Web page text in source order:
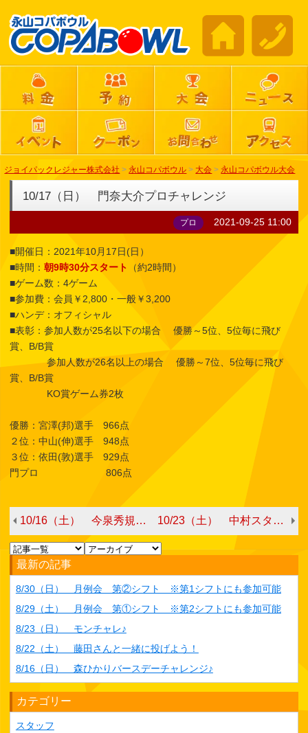
ジョイパックレジャー株式会社 > 永山コパボウル > 大会 > 永山コパボウル大会
10/17（日） 門奈大介プロチャレンジ
プロ 2021-09-25 11:00
■開催日：2021年10月17日(日）
■時間： 朝9時30分スタート
（約2時間）
■ゲーム数：4ゲーム
■参加費：会員￥2,800・一般￥3,200
■ハンデ：オフィシャル
■表彰：参加人数が25名以下の場合 優勝～5位、5位毎に飛び
賞、B/B賞
参加人数が26名以上の場合 優勝～7位、5位毎に飛び
賞、B/B賞
KO賞ゲーム券2枚
優勝：宮澤(邦)選手 966点
２位：中山(伸)選手 948点
３位：依田(敦)選手 929点
門プロ 806点
10/16（土） 今泉秀規プロチャレンジ 10/23（土） 中村スタッフチャレンジ
最新の記事
8/30（日） 月例会 第②シフト ※第1シフトにも参加可能
8/29（土） 月例会 第①シフト ※第2シフトにも参加可能
8/23（日） モンチャレ♪
8/22（土） 藤田さんと一緒に投げよう！
8/16（日） 森ひかりバースデーチャレンジ♪
カテゴリー
スタッフ